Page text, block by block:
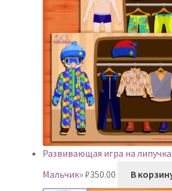
Развивающая игра на
Мальчик»₽350.00 В